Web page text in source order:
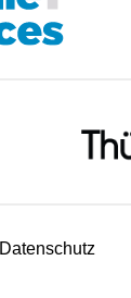
Datenschutz